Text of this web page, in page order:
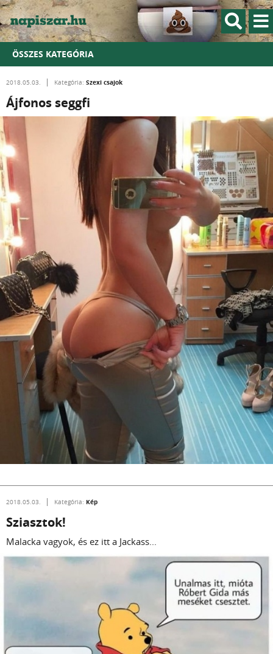
ÖSSZES KATEGÓRIA
2018.05.03. Kategória: Szexi csajok
Ájfonos seggfi
2018.05.03. Kategória: Kép
Sziasztok!
Malacka vagyok, és ez itt a Jackass...